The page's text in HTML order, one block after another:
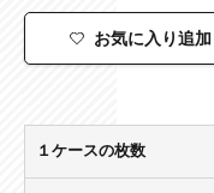
お気に入り追加
１ケースの枚数